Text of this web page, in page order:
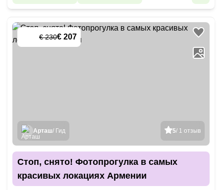
€ 230€ 207
5/ 1 отзыв
Арташ/ Гид
Стоп, снято! Фотопрогулка в самых
красивых локациях Армении